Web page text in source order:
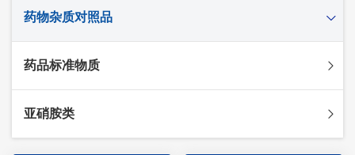
头孢他啶杂质
头孢米诺杂质
头孢吡肟杂质
替卡西林杂质
阿洛西林杂质
美洛西林杂质
多立培南杂质
厄他培南杂质
多尼培南杂质
利福平杂质
苄丝肼杂质
药物杂质对照品
杂质对照品
药品标准物质
亚硝胺类